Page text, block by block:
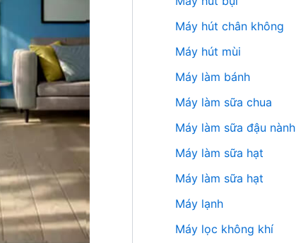
Máy hút chân không
Máy hút mùi
Máy làm bánh
Máy làm sữa chua
Máy làm sữa đậu nành
Máy làm sữa hạt
Máy làm sữa hạt
Máy lạnh
Máy lọc không khí